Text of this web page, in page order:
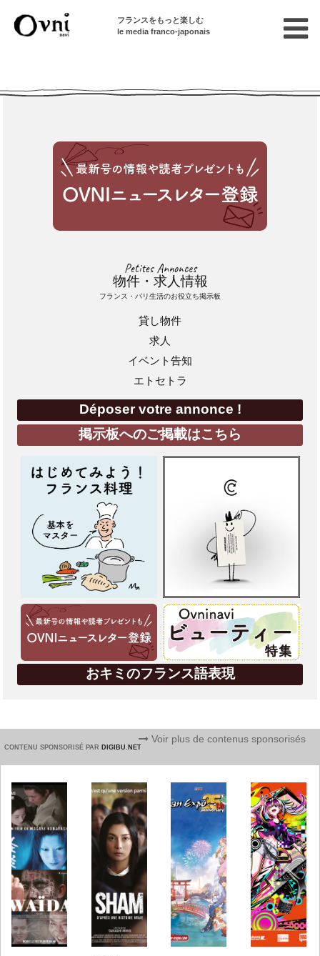
フランスをもっと楽しむ
le media franco-japonais
Petites Annonces
物件・求人情報
フランス・パリ生活のお役立ち掲示板
貸し物件
求人
イベント告知
エトセトラ
Déposer votre annonce !
掲示板へのご掲載はこちら
おキミのフランス語表現
CONTENU SPONSORISÉ PAR DIGIBU.NET
Voir plus de contenus sponsorisés